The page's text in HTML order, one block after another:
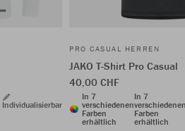
Individualisierbar
PRO CASUAL HERREN
JAKO T-Shirt Pro Casual
40,00 CHF
In 7
verschiedenen
Farben
erhältlich
In 7
Farben
erhältlich